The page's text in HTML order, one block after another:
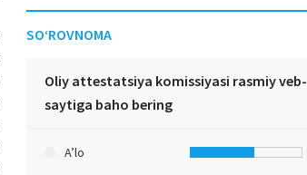
SO‘ROVNOMA
Oliy attestatsiya komissiyasi rasmiy veb-
saytiga baho bering
A’lo